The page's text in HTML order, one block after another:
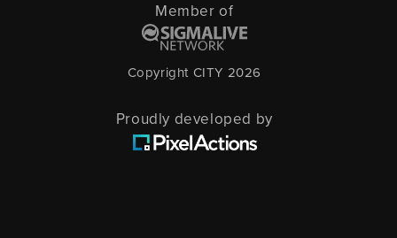
Member of
Copyright CITY 2026
Proudly developed by